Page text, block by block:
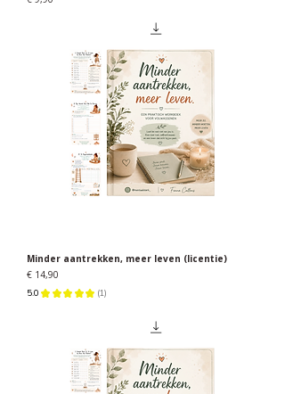
Minder aantrekken, meer leven (licentie)
Prijs
€ 14,90
5.0 ★ ★ ★ ★ ★ 1
1